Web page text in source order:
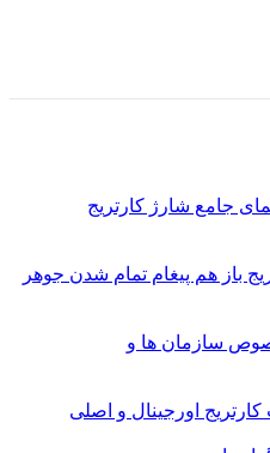
جامع شارژ کارتریج
باز هم پیغام تمام شدن جوهر
سازمان ها و
اورجینال و اصلی